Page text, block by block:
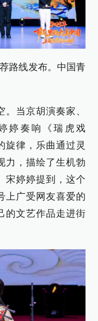
路线发布。中国青
当京胡演奏家、
婷奏响《瑞虎戏
旋律，乐曲通过灵
力，描绘了生机勃
宋婷婷提到，这个
上广受网友喜爱的
的文艺作品走进街